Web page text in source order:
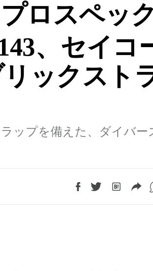
ロスペック
、セイコ
ックスト
ップを備えた、ダイバー